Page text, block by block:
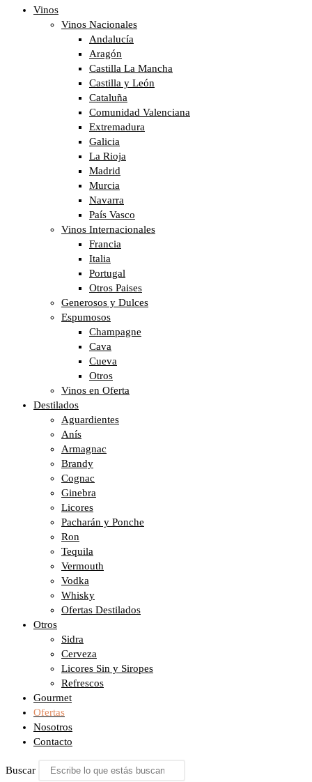
Vinos
Vinos Nacionales
Andalucía
Aragón
Castilla La Mancha
Castilla y León
Cataluña
Comunidad Valenciana
Extremadura
Galicia
La Rioja
Madrid
Murcia
Navarra
País Vasco
Vinos Internacionales
Francia
Italia
Portugal
Otros Paises
Generosos y Dulces
Espumosos
Champagne
Cava
Cueva
Otros
Vinos en Oferta
Destilados
Aguardientes
Anís
Armagnac
Brandy
Cognac
Ginebra
Licores
Pacharán y Ponche
Ron
Tequila
Vermouth
Vodka
Whisky
Ofertas Destilados
Otros
Sidra
Cerveza
Licores Sin y Siropes
Refrescos
Gourmet
Ofertas
Nosotros
Contacto
Buscar